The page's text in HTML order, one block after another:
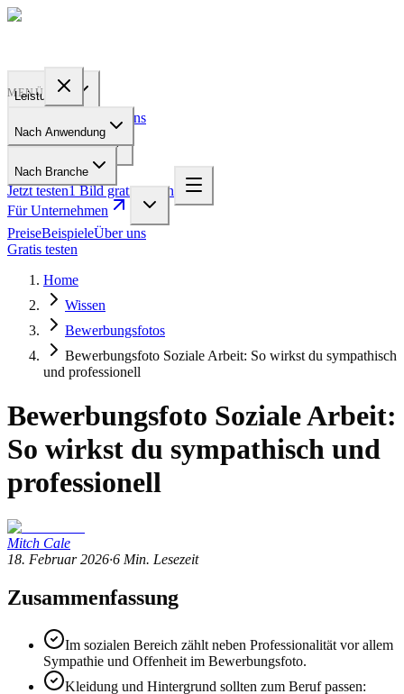
Leistungen
Über uns
Jetzt testen1 Bild gratis testen
MENÜ
Nach Anwendung
Nach Branche
Für Unternehmen
PreiseBeispieleÜber uns
Gratis testen
Home
Wissen
Bewerbungsfotos
Bewerbungsfoto Soziale Arbeit: So wirkst du sympathisch
und professionell
Bewerbungsfoto Soziale Arbeit:
So wirkst du sympathisch und
professionell
Mitch Cale
18. Februar 2026·6 Min. Lesezeit
Zusammenfassung
Im sozialen Bereich zählt neben Professionalität vor allem
Sympathie und Offenheit im Bewerbungsfoto.
Kleidung und Hintergrund sollten zum Beruf passen: